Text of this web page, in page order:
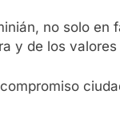
no solo en
y de los